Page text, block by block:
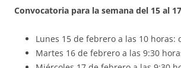
Convocatoria para la semana del 15 al
Lunes 15 de febrero a las 10 horas:
Martes 16 de febrero a las 9:30